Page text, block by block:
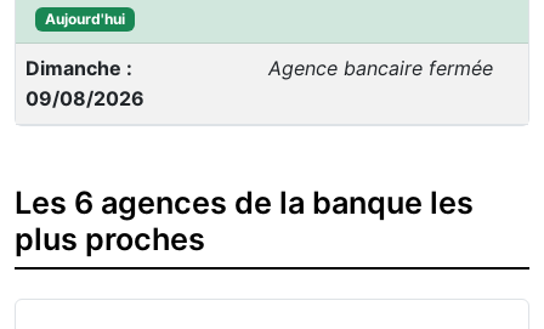
Aujourd'hui
Dimanche :
09/08/2026
Agence bancaire fermée
Les 6 agences de la banque les
plus proches